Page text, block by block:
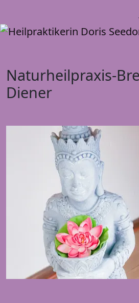
Naturheilpraxis-
Diener